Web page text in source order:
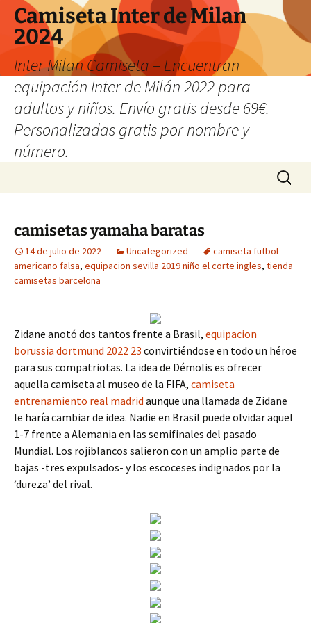
Camiseta Inter de Milan
2024
Inter Milan Camiseta – Encuentran
equipación Inter de Milán 2022 para
adultos y niños. Envío gratis desde 69€.
Personalizadas gratis por nombre y
número.
Buscar:
camisetas yamaha baratas
14 de julio de 2022 Uncategorized
camiseta futbol
americano falsa, equipacion sevilla 2019 niño el corte ingles, tienda
camisetas barcelona
Zidane anotó dos tantos frente a Brasil, equipacion
borussia dortmund 2022 23 convirtiéndose en todo un héroe
para sus compatriotas. La idea de Démolis es ofrecer
aquella camiseta al museo de la FIFA, camiseta
entrenamiento real madrid aunque una llamada de Zidane
le haría cambiar de idea. Nadie en Brasil puede olvidar aquel
1-7 frente a Alemania en las semifinales del pasado
Mundial. Los rojiblancos salieron con un amplio parte de
bajas -tres expulsados- y los escoceses indignados por la
‘dureza’ del rival.